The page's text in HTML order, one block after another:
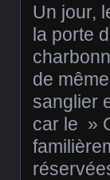
Un jour,
la porte
de
sanglier
car le »